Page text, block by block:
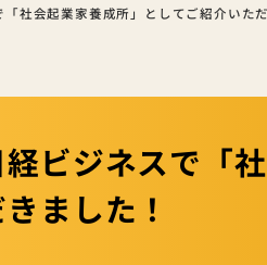
「社会起業家養成所」としてご紹介いた
経ビジネスで「
ました！